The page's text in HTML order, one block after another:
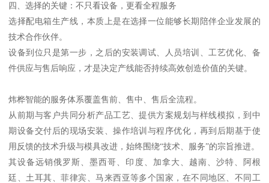
四、选择的关键：不只看设备，更看全程服务
选择配电箱生产线，本质上是在选择一位能够长期陪伴企业发展的
技术合作伙伴。
设备到位只是第一步，之后的安装调试、人员培训、工艺优化、备
件供应与售后响应，才是决定产线能否持续高效创造价值的关键。
炜桦智能的服务体系覆盖售前、售中、售后全流程。
从前期与客户共同分析产品工艺、提供方案规划与样线模拟，到中
期设备交付后的现场安装、操作培训与程序优化，再到后期基于使
用反馈的技术升级与模具改进，始终围绕“技术、服务”的宗旨推进。
其设备远销俄罗斯、墨西哥、印度、加拿大、越南、沙特、阿根
廷、土耳其、菲律宾、马来西亚等多个国家，在不同地区、不同工